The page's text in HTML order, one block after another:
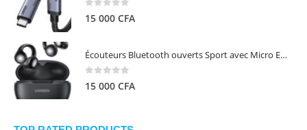
0 out of 5
15 000 CFA
Écouteurs Bluetooth ouverts Sport avec Micro ENC IPX5 – HiTune S3 UGREEN 45785
0 out of 5
15 000 CFA